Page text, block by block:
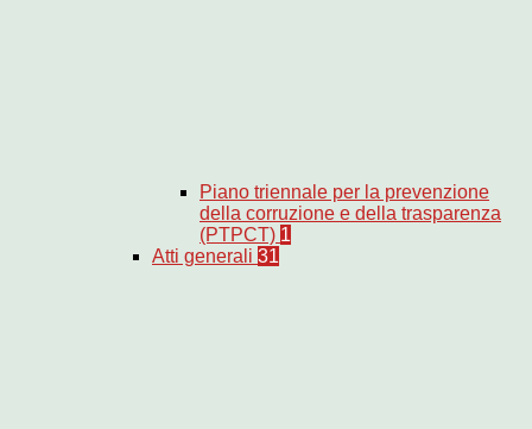
Piano triennale per la prevenzione
della corruzione e della trasparenza
(PTPCT) 1
Atti generali 31